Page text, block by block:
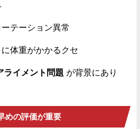
テーション異常
体重がかかるクセ
ライメント問題 が背景にあり
めの評価が重要